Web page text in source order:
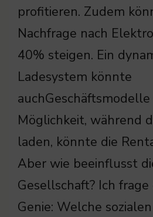
profitieren. Zudem
Nachfrage nach
40% steigen. Ein
Ladesystem könnte
Möglichkeit, während
laden, könnte die
Aber wie beeinflusst
Gesellschaft? Ich
Genie: Welche